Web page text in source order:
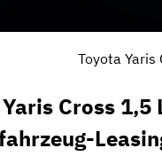
Toyota
Cross